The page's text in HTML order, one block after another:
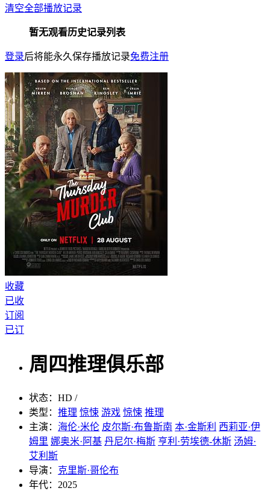
清空全部播放记录
暂无观看历史记录列表
登录后将能永久保存播放记录免费注册
收藏
已收
订阅
已订
周四推理俱乐部
状态： HD /
类型： 推理 惊悚 游戏 惊悚 推理
主演： 海伦·米伦 皮尔斯·布鲁斯南 本·金斯利 西莉亚·伊
姆里 娜奥米·阿基 丹尼尔·梅斯 亨利·劳埃德-休斯 汤姆·
艾利斯
导演： 克里斯·哥伦布
年代： 2025